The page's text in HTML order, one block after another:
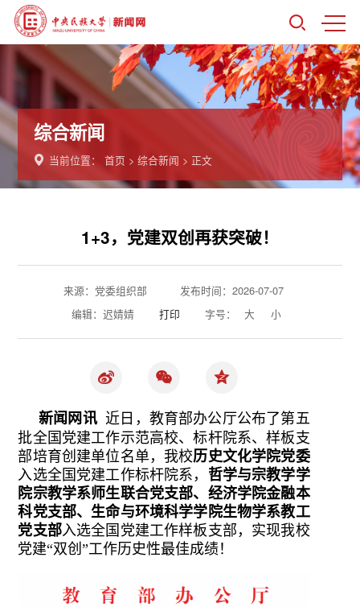
综合新闻
当前位置：首页 >综合新闻 > 正文
1+3，党建双创再获突破！
来源：党委组织部
发布时间：2026-07-07
编辑：迟婧婧
打印 字号： 大 小
新闻网讯近日，教育部办公厅公布了第五
批全国党建工作示范高校、标杆院系、样板支
部培育创建单位名单，我校历史文化学院党委
入选全国党建工作标杆院系， 哲学与宗教学学
院宗教学系师生联合党支部、经济学院金融本
科党支部、生命与环境科学学院生物学系教工
党支部入选全国党建工作样板支部，实现我校
党建“双创”工作历史性最佳成绩！